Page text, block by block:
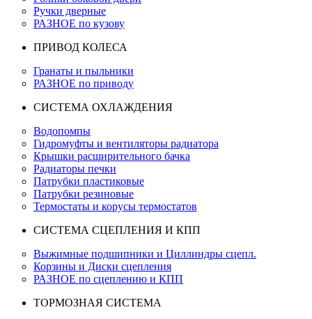
Ручки дверные
РАЗНОЕ по кузову
ПРИВОД КОЛЕСА
Гранаты и пыльники
РАЗНОЕ по приводу
СИСТЕМА ОХЛАЖДЕНИЯ
Водопомпы
Гидромуфты и вентиляторы радиатора
Крышки расширительного бачка
Радиаторы печки
Патрубки пластиковые
Патрубки резиновые
Термостаты и корусы термостатов
СИСТЕМА СЦЕПЛЕНИЯ И КПП
Выжимные подшипники и Циллиндры сцепл.
Корзины и Диски сцепления
РАЗНОЕ по сцеплению и КПП
ТОРМОЗНАЯ СИСТЕМА